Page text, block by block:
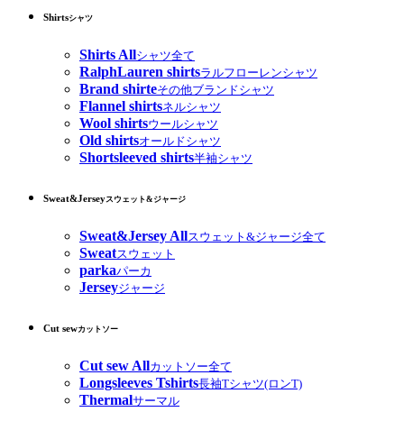
Shirtsシャツ
Shirts Allシャツ全て
RalphLauren shirtsラルフローレンシャツ
Brand shirteその他ブランドシャツ
Flannel shirtsネルシャツ
Wool shirtsウールシャツ
Old shirtsオールドシャツ
Shortsleeved shirts半袖シャツ
Sweat&Jerseyスウェット&ジャージ
Sweat&Jersey Allスウェット&ジャージ全て
Sweatスウェット
parkaパーカ
Jerseyジャージ
Cut sewカットソー
Cut sew Allカットソー全て
Longsleeves Tshirts長袖Tシャツ(ロンT)
Thermalサーマル